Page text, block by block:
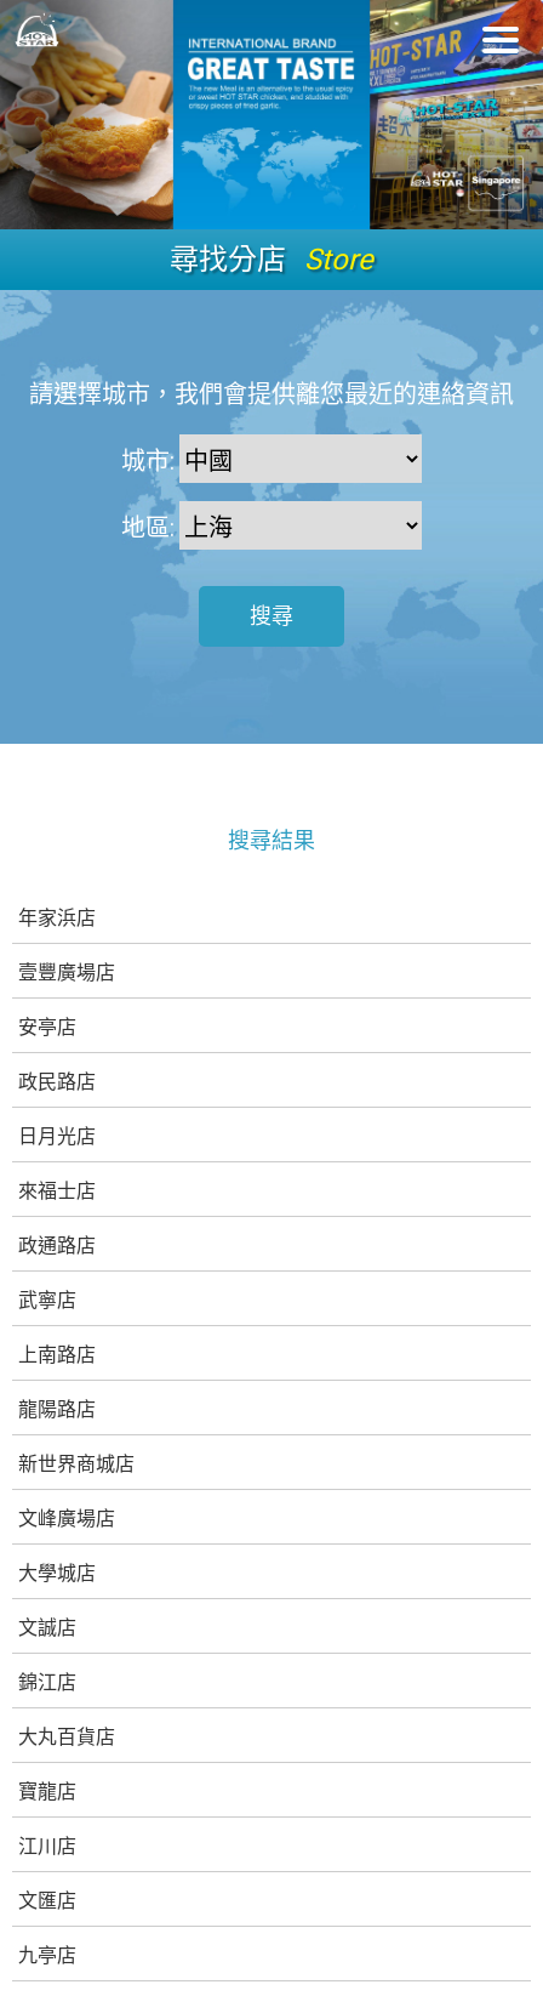
尋找分店 Store
請選擇城市，我們會提供離您最近的連絡資訊
城市:
地區:
搜尋
搜尋結果
年家浜店
壹豐廣場店
安亭店
政民路店
日月光店
來福士店
政通路店
武寧店
上南路店
龍陽路店
新世界商城店
文峰廣場店
大學城店
文誠店
錦江店
大丸百貨店
寶龍店
江川店
文匯店
九亭店